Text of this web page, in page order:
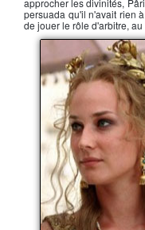
approcher les divinités,
persuada qu'il n'avait rien
de jouer le rôle d'arbitre,